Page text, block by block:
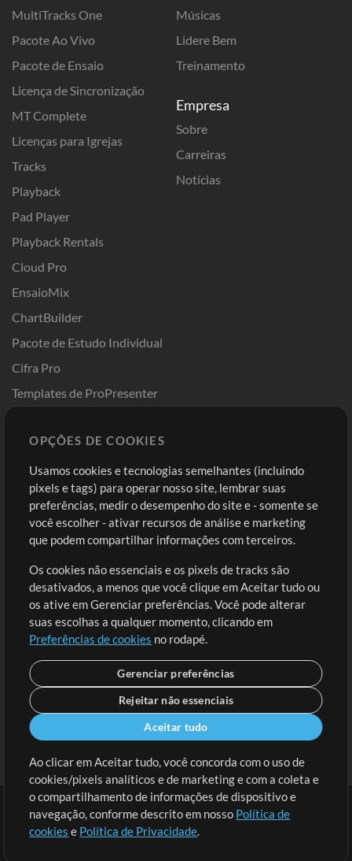
MultiTracks One
Pacote Ao Vivo
Pacote de Ensaio
Licença de Sincronização
MT Complete
Licenças para Igrejas
Tracks
Playback
Pad Player
Playback Rentals
Cloud Pro
EnsaioMix
ChartBuilder
Pacote de Estudo Individual
Cifra Pro
Templates de ProPresenter
Músicas
Lidere Bem
Treinamento
Empresa
Sobre
Carreiras
Notícias
Comprar Créditos
Conteúdo Grátis
Solicite uma Música
Extras
Sessões
Envie seu conteúdo
Playlist
MT Conference
Entre
Cadastre-se
Ir ao carrinho
Termos | Política de Privacidade
OPÇÕES DE COOKIES
Usamos cookies e tecnologias semelhantes (incluindo
pixels e tags) para operar nosso site, lembrar suas
preferências, medir o desempenho do site e - somente se
você escolher - ativar recursos de análise e marketing
que podem compartilhar informações com terceiros.
Os cookies não essenciais e os pixels de tracks são
desativados, a menos que você clique em Aceitar tudo ou
os ative em Gerenciar preferências. Você pode alterar
suas escolhas a qualquer momento, clicando em
Preferências de cookies no rodapé.
Gerenciar preferências
Rejeitar não essenciais
Aceitar tudo
Ao clicar em Aceitar tudo, você concorda com o uso de
cookies/pixels analíticos e de marketing e com a coleta e
o compartilhamento de informações de dispositivo e
navegação, conforme descrito em nosso Política de
cookies e Política de Privacidade.